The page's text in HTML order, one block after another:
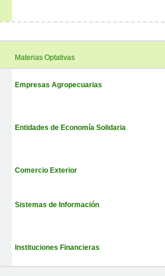
Materias Optativas
Empresas Agropecuarias
Entidades de Economía Solidaria
Comercio Exterior
Sistemas de Información
Instituciones Financieras